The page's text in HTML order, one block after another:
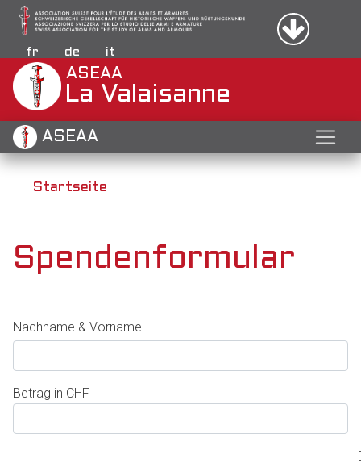
Direkt
zum
fr de it
Menu
ASEAA
La Valaisanne
ASEAA
Startseite
Spendenformular
Nachname & Vorname
Betrag in CHF